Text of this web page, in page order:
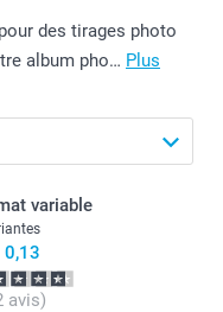
des tirages photo
album pho… Plus
variable
0,13
avis)